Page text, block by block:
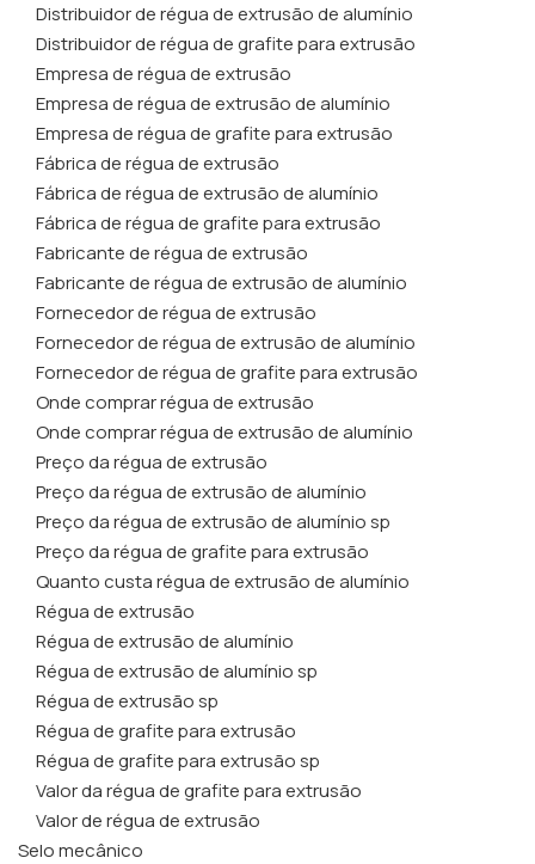
Distribuidor de régua de extrusão de alumínio
Distribuidor de régua de grafite para extrusão
Empresa de régua de extrusão
Empresa de régua de extrusão de alumínio
Empresa de régua de grafite para extrusão
Fábrica de régua de extrusão
Fábrica de régua de extrusão de alumínio
Fábrica de régua de grafite para extrusão
Fabricante de régua de extrusão
Fabricante de régua de extrusão de alumínio
Fornecedor de régua de extrusão
Fornecedor de régua de extrusão de alumínio
Fornecedor de régua de grafite para extrusão
Onde comprar régua de extrusão
Onde comprar régua de extrusão de alumínio
Preço da régua de extrusão
Preço da régua de extrusão de alumínio
Preço da régua de extrusão de alumínio sp
Preço da régua de grafite para extrusão
Quanto custa régua de extrusão de alumínio
Régua de extrusão
Régua de extrusão de alumínio
Régua de extrusão de alumínio sp
Régua de extrusão sp
Régua de grafite para extrusão
Régua de grafite para extrusão sp
Valor da régua de grafite para extrusão
Valor de régua de extrusão
Selo mecânico